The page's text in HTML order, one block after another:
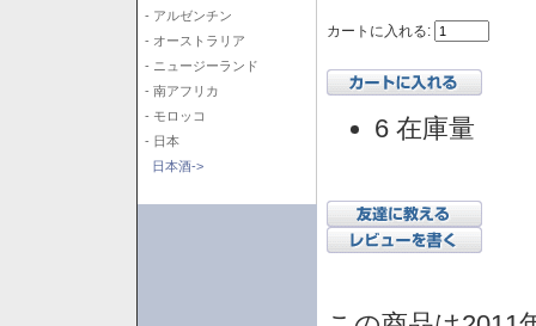
- アルゼンチン
- オーストラリア
- ニュージーランド
- 南アフリカ
- モロッコ
- 日本
日本酒->
カートに入れる:
6 在庫量